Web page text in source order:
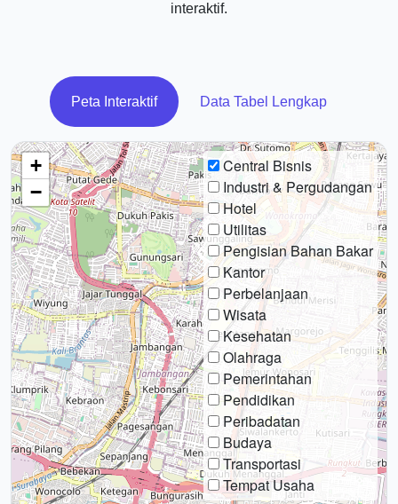
interaktif.
Peta Interaktif Data Tabel Lengkap
Central Bisnis
Industri & Pergudangan
Hotel
Utilitas
Pengisian Bahan Bakar
Kantor
Perbelanjaan
Wisata
Kesehatan
Olahraga
Pemerintahan
Pendidikan
Peribadatan
Budaya
Transportasi
Tempat Usaha
+
−